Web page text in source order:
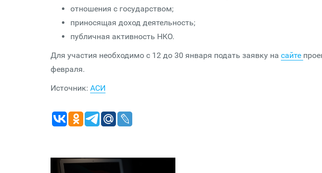
отношения с государством;
приносящая доход деятельность;
публичная активность НКО.
Для участия необходимо с 12 до 30 января подать заявку на сайте
февраля.
Источник: АСИ